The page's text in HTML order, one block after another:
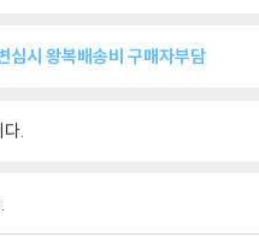
심시 왕복배송비 구매자부담
.